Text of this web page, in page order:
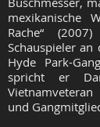
mexikanische
Rache“
Schauspieler an
Hyde Park-
spricht er
Vietnamveteran
und